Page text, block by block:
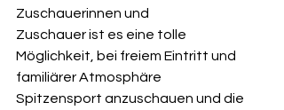
Zuschauerinnen und
Zuschauer ist es eine tolle
Möglichkeit, bei freiem Eintritt und
familiärer Atmosphäre
Spitzensport anzuschauen und die